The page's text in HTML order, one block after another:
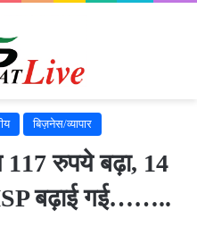
बिज़नेस/व्यापार
117 रुपये बढ़ा, 14
बढ़ाई गई……..